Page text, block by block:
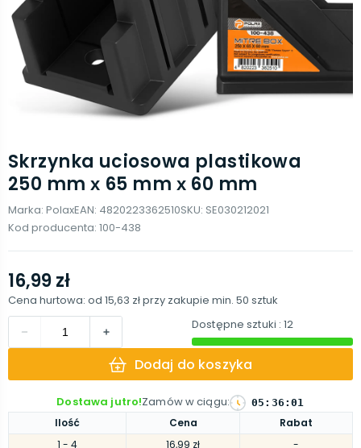
Skrzynka uciosowa plastikowa
250 mm х 65 mm х 60 mm
Marka: PolaxEAN: 4820223362510SKU: SE030212021
Kod producenta: 100-438
Ilość Cena
Rabat
1 - 4 16,99 zł
-
16,99 zł
Cena hurtowa: od 15,63 złprzy zakupie min. 50 sztuk
Dostępne sztuki : 12
Dodaj do koszyka
Dostawa jutro!Zamów w ciągu: 05 : 36 :00